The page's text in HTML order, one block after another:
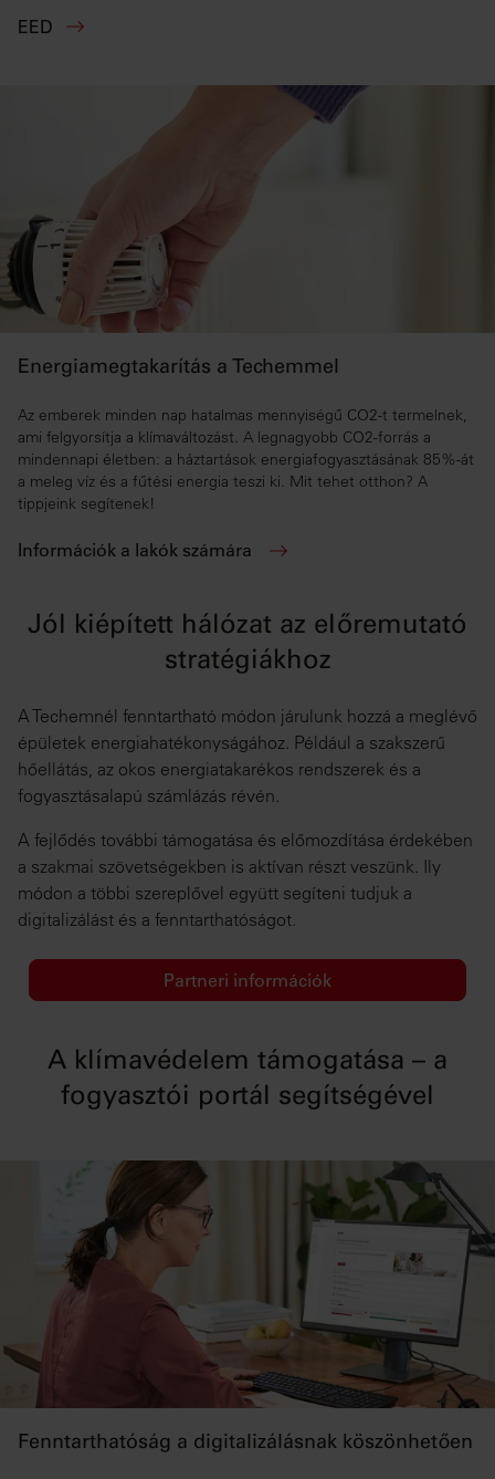
EED
Energiamegtakarítás a Techemmel
Az emberek minden nap hatalmas mennyiségű CO2-t termelnek,
ami felgyorsítja a klímaváltozást. A legnagyobb CO2-forrás a
mindennapi életben: a háztartások energiafogyasztásának 85%-át
a meleg víz és a fűtési energia teszi ki. Mit tehet otthon? A
tippjeink segítenek!
Információk a lakók számára
Jól kiépített hálózat az előremutató
stratégiákhoz
A Techemnél fenntartható módon járulunk hozzá a meglévő
épületek energiahatékonyságához. Például a szakszerű
hőellátás, az okos energiatakarékos rendszerek és a
fogyasztásalapú számlázás révén.
A fejlődés további támogatása és előmozdítása érdekében
a szakmai szövetségekben is aktívan részt veszünk. Ily
módon a többi szereplővel együtt segíteni tudjuk a
digitalizálást és a fenntarthatóságot.
Partneri információk
A klímavédelem támogatása – a
fogyasztói portál segítségével
Fenntarthatóság a digitalizálásnak köszönhetően